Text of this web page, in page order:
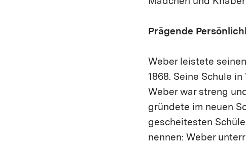
Prägende
Weber leistete
1868. Seine Schule
Weber war streng
gründete im neuen
gescheitesten
nennen: Weber